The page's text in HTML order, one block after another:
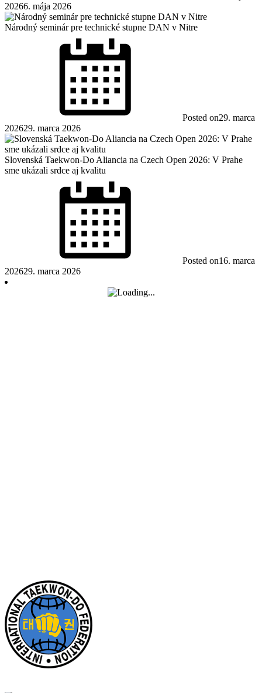
20266. mája 2026
Národný seminár pre technické stupne DAN v Nitre
Posted on29. marca
202629. marca 2026
Slovenská Taekwon-Do Aliancia na Czech Open 2026: V Prahe
sme ukázali srdce aj kvalitu
Posted on16. marca
202629. marca 2026